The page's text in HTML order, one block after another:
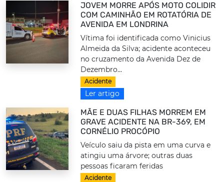
JOVEM MORRE APÓS MOTO COLIDIR
COM CAMINHÃO EM ROTATÓRIA DE
AVENIDA EM LONDRINA
Vítima foi identificada como Vinicius
Almeida da Silva; acidente aconteceu
no cruzamento da Avenida Dez de
Dezembro...
Acidente
Ler artigo
MÃE E DUAS FILHAS MORREM EM
GRAVE ACIDENTE NA BR-369, EM
CORNÉLIO PROCÓPIO
Veículo saiu da pista em uma curva e
atingiu uma árvore; outras duas
pessoas ficaram feridas
Acidente